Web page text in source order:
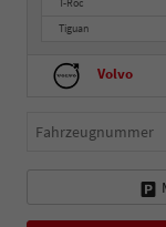
T-Roc
Tiguan
Volvo
Fahrzeugnummer